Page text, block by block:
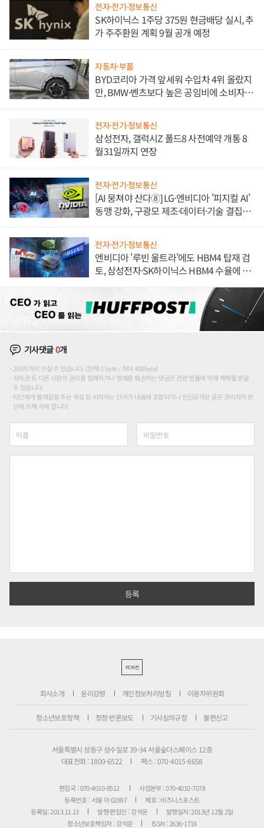
전자·전기·정보통신
SK하이닉스 1주당 375원 현금배당 실시, 추
가 주주환원 계획 9월 공개 예정
자동차·부품
BYD코리아 가격 앞세워 수입차 4위 올랐지
만, BMW·벤츠보다 높은 공임비에 소비자
전자·전기·정보통신
삼성전자, 갤럭시Z 폴드8 사전예약 개통 8
월31일까지 연장
전자·전기·정보통신
[AI 뭉쳐야 산다⑧] LG·엔비디아 '피지컬 AI'
동맹 강화, 구광모 제조·데이터·기술 결집
전자·전기·정보통신
엔비디아 '루빈 울트라'에도 HBM4 탑재 검
토, 삼성전자·SK하이닉스 HBM4 수율에 주
기사댓글0개
200자까지 쓰실 수 있습니다. (현재 0 byte / 최대 400byte)
저작권 등 다른 사람의 권리를 침해하거나 명예를 훼손하는 댓글은 관련 법률에 의해 제재를 받을
수 있습니다.
타인에게 불쾌감을 주는 욕설 등 비하하는 단어가 내용에 포함되거나 인신공격성 글은 관리자의 판
단에 의해 삭제 합니다.
PC버전
회사소개 윤리강령 개인정보처리방침 이용자위원회
청소년보호정책 정정·반론보도 기사심의규정 불편신고
서울특별시 성동구 성수일로 39-34 서울숲더스페이스 12층
대표전화 : 1800-6522
팩스 : 070-4015-8658
편집국 : 070-4010-8512
사업본부 : 070-4010-7078
등록번호 : 서울 아 02897
제호 : 비즈니스포스트
등록일: 2013.11.13
발행·편집인 : 강석운
발행일자: 2013년 12월 2일
청소년보호책임자 : 강석운
ISSN : 2636-171X